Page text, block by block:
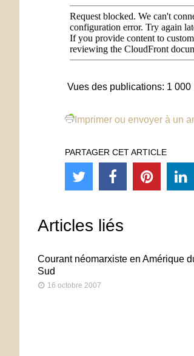
Vues des publications: 1 000
Imprimer ou envoyer à un
PARTAGER CET ARTICLE
Articles liés
Courant néomarxiste en Amérique
Sud
16 octobre 2007